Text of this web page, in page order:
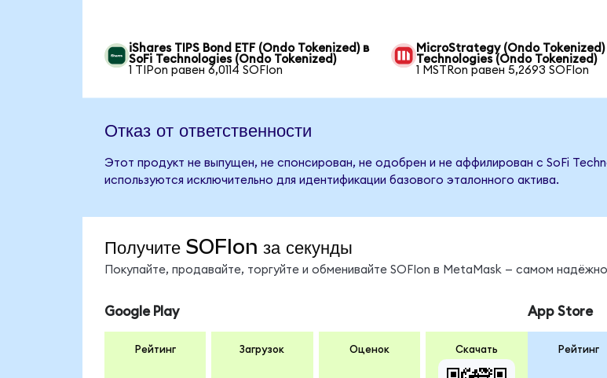
iShares TIPS Bond ETF (Ondo Tokenized) в
SoFi Technologies (Ondo Tokenized)
1 TIPon равен 6,0114 SOFIon
MicroStrategy (Ondo Tokenized)
Technologies (Ondo Tokenized)
1 MSTRon равен 5,2693 SOFIon
Отказ от ответственности
Этот продукт не выпущен, не спонсирован, не одобрен и не аффилирован с SoFi
используются исключительно для идентификации базового эталонного актива.
Получите SOFIon за секунды
Покупайте, продавайте, торгуйте и обменивайте SOFIon в MetaMask — самом
Google Play
Рейтинг Загрузок Оценок Скачать
App Store
Рейтинг